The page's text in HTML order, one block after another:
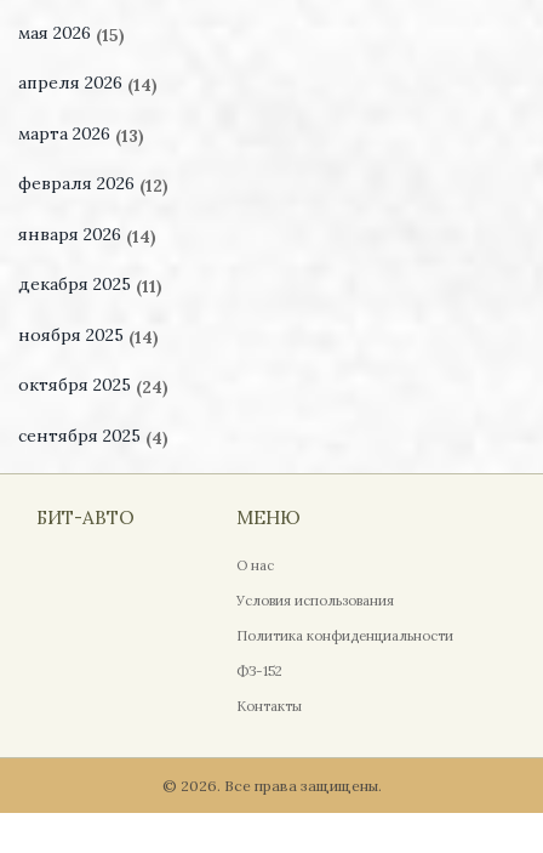
мая 2026 (15)
апреля 2026 (14)
марта 2026 (13)
февраля 2026 (12)
января 2026 (14)
декабря 2025 (11)
ноября 2025 (14)
октября 2025 (24)
сентября 2025 (4)
БИТ-АВТО МЕНЮ
О нас
Условия использования
Политика конфиденциальности
ФЗ-152
Контакты
© 2026. Все права защищены.